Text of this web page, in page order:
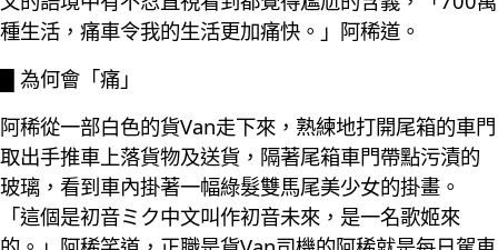
種生活，痛車令我的生活更加痛快。」阿稀道。
█ 為何會「痛」
阿稀從一部白色的貨Van走下來，熟練地打開尾箱的車門
取出手推車上落貨物及送貨，隔著尾箱車門帶點污漬的
玻璃，看到車內掛著一幅綠髮雙馬尾美少女的掛畫。
「這個是初音ミク中文叫作初音未來，是一名歌姬來